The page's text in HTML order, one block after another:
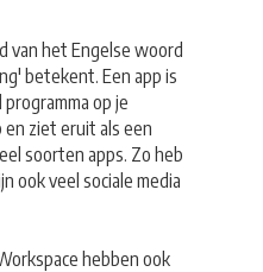
van het Engelse woord
betekent. Een app is
op je
ziet eruit als een
soorten apps. Zo heb
ook veel sociale media
hebben ook